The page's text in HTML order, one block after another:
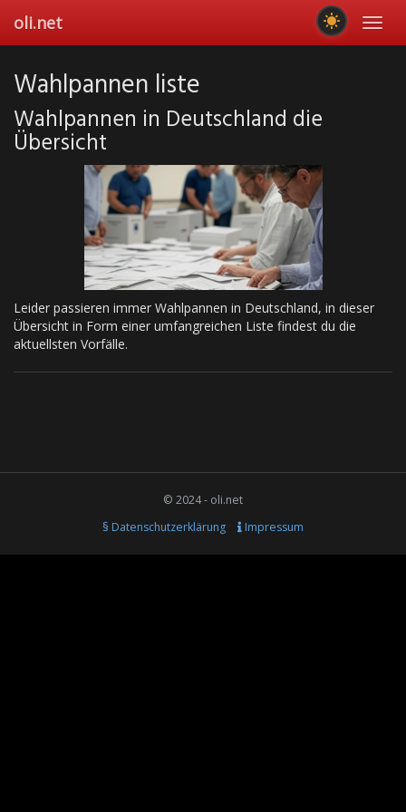
main
oli.net
Wahlpannen liste
Wahlpannen in Deutschland die
Übersicht
Leider passieren immer Wahlpannen in Deutschland, in dieser
Übersicht in Form einer umfangreichen Liste findest du die
aktuellsten Vorfälle.
© 2024 - oli.net
§ Datenschutzerklärung
Impressum